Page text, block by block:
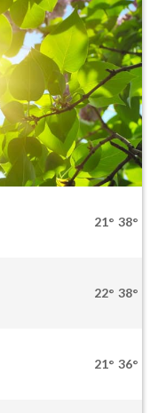
21° 38°
22° 38°
21° 36°